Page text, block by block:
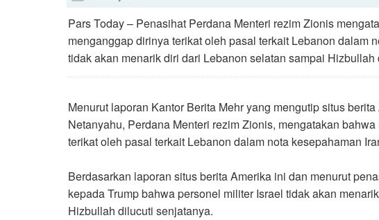
Pars Today – Penasihat Perdana Menteri rezim Zionis
menganggap dirinya terikat oleh pasal terkait Lebanon dalam
tidak akan menarik diri dari Lebanon selatan sampai
Menurut laporan Kantor Berita Mehr yang mengutip situs
Netanyahu, Perdana Menteri rezim Zionis, mengatakan
terikat oleh pasal terkait Lebanon dalam nota kesepahaman
Berdasarkan laporan situs berita Amerika ini dan menurut
kepada Trump bahwa personel militer Israel tidak akan
Hizbullah dilucuti senjatanya.